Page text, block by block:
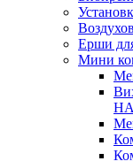
Ерши
Мини